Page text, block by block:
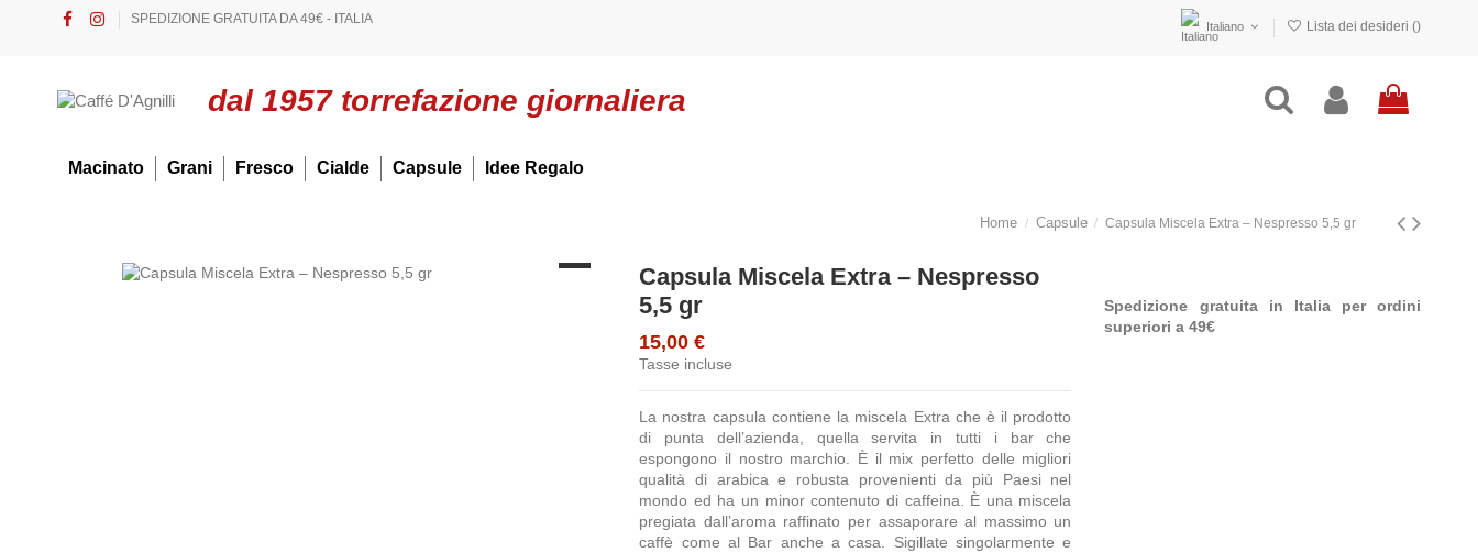
SPEDIZIONE GRATUITA DA 49€ - ITALIA
Italiano Lista dei desideri ()
dal 1957 torrefazione giornaliera
Macinato Grani Fresco Cialde Capsule Idee Regalo
Home Capsule Capsula Miscela Extra – Nespresso 5,5 gr
Capsula Miscela Extra – Nespresso
5,5 gr
15,00 €
Tasse incluse
La nostra capsula contiene la miscela Extra che è il prodotto
di punta dell’azienda, quella servita in tutti i bar che
espongono il nostro marchio. È il mix perfetto delle migliori
qualità di arabica e robusta provenienti da più Paesi nel
mondo ed ha un minor contenuto di caffeina. È una miscela
pregiata dall’aroma raffinato per assaporare al massimo un
caffè come al Bar anche a casa. Sigillate singolarmente e
Spedizione gratuita in Italia per ordini
superiori a 49€